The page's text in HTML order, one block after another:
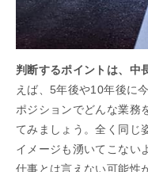
判断するポイントは、中
えば、5年後や10年後に
ポジションでどんな業務
てみましょう。全く同じ
イメージも湧いてこない
仕事とは言えない可能性